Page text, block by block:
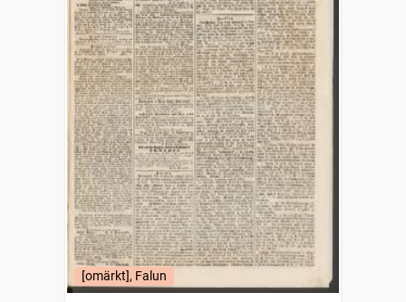
[omärkt], Falun